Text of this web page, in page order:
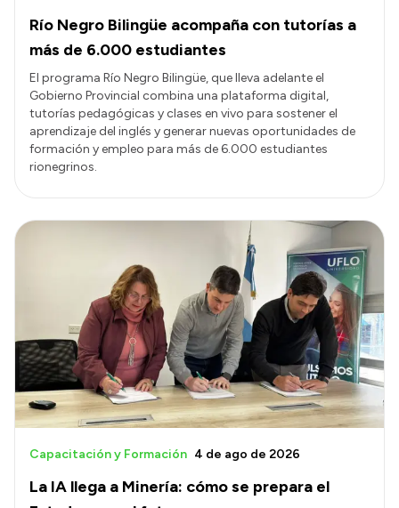
Río Negro Bilingüe acompaña con tutorías a
más de 6.000 estudiantes
El programa Río Negro Bilingüe, que lleva adelante el
Gobierno Provincial combina una plataforma digital,
tutorías pedagógicas y clases en vivo para sostener el
aprendizaje del inglés y generar nuevas oportunidades de
formación y empleo para más de 6.000 estudiantes
rionegrinos.
La IA llega a Minería: cómo se prepara el
Capacitación y Formación 4 de ago de 2026